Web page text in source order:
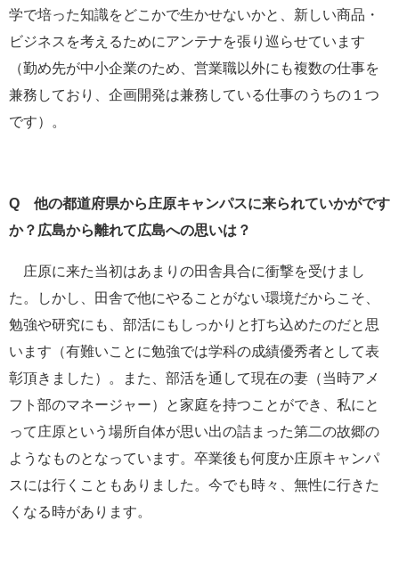
学で培った知識をどこかで生かせないかと、新しい商品・
ビジネスを考えるためにアンテナを張り巡らせています
（勤め先が中小企業のため、営業職以外にも複数の仕事を
兼務しており、企画開発は兼務している仕事のうちの１つ
です）。
Q 他の都道府県から庄原キャンパスに来られていかがです
か？広島から離れて広島への思いは？
庄原に来た当初はあまりの田舎具合に衝撃を受けまし
た。しかし、田舎で他にやることがない環境だからこそ、
勉強や研究にも、部活にもしっかりと打ち込めたのだと思
います（有難いことに勉強では学科の成績優秀者として表
彰頂きました）。また、部活を通して現在の妻（当時アメ
フト部のマネージャー）と家庭を持つことができ、私にと
って庄原という場所自体が思い出の詰まった第二の故郷の
ようなものとなっています。卒業後も何度か庄原キャンパ
スには行くこともありました。今でも時々、無性に行きた
くなる時があります。